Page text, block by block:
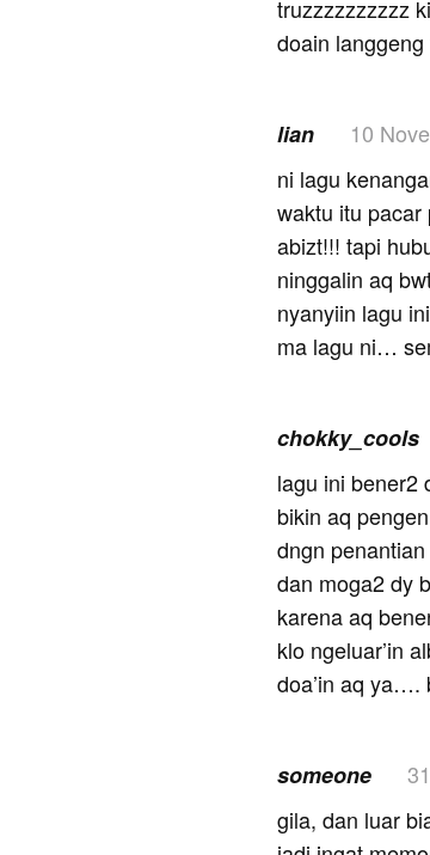
truzzzzzzzzzz
doain langgeng
lian 10
ni lagu
waktu itu
abizt!!! tapi
ninggalin aq
nyanyiin lagu
ma lagu ni…
chokky_cools
lagu ini
bikin aq
dngn
dan moga2 dy
karena aq
klo ngeluar’in
doa’in aq
someone
gila, dan luar